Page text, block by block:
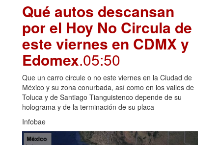
Qué autos descansan
por el Hoy No Circula de
este viernes en CDMX y
Edomex.05:50
Que un carro circule o no este viernes en la Ciudad de
México y su zona conurbada, así como en los valles de
Toluca y de Santiago Tianguistenco depende de su
holograma y de la terminación de su placa
Infobae